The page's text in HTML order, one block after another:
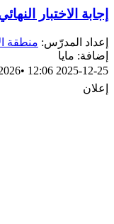
إجابة الاختبار
إعداد المدرّس: منطقة
إضافة: مايا
2025-12-25 12:06
•
إعلان